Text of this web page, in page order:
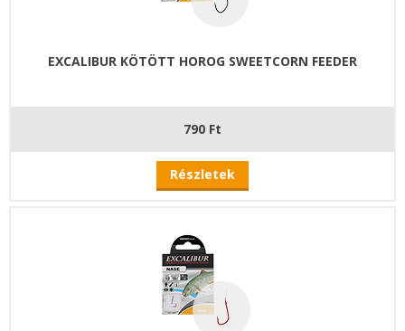
EXCALIBUR KÖTÖTT HOROG SWEETCORN FEEDER
790 Ft
Részletek